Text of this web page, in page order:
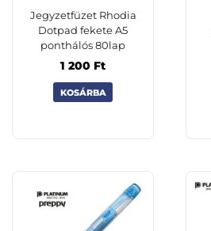
Jegyzetfüzet Rhodia
Dotpad fekete A5
ponthálós 80lap
1 200 Ft
KOSÁRBA